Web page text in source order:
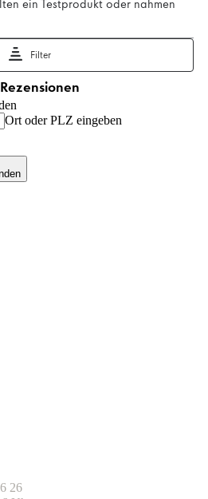
Ort oder PLZ eingeben
26